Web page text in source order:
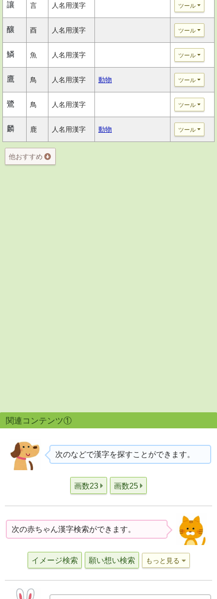
讓 言 人名用漢字 ツール
釀 酉 人名用漢字 ツール
鱗 魚 人名用漢字 ツール
鷹 鳥 人名用漢字 動物 ツール
鷺 鳥 人名用漢字 ツール
麟 鹿 人名用漢字 動物 ツール
他おすすめ
関連コンテンツ①
次のなどで漢字を探すことができます。
画数23 画数25
次の赤ちゃん漢字検索ができます。
イメージ検索 願い想い検索 もっと見る